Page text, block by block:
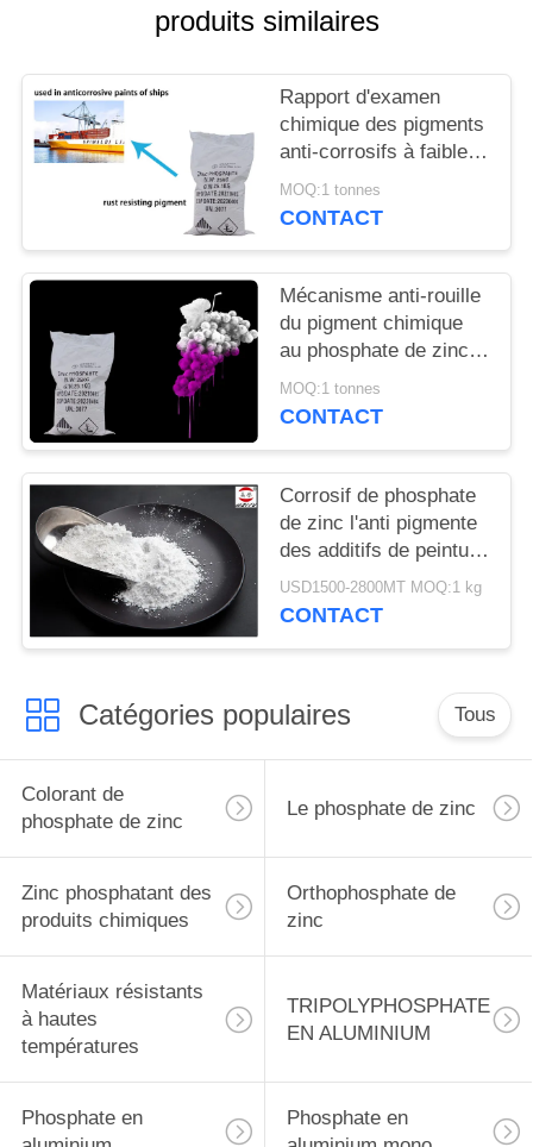
CONTACTER
DEMANDEZ
UN
DEVIS
PLAN
DU
SITE
PRIVACY
POLICY
produits similaires
Rapport d'examen
chimique des pigments
anti-corrosifs à faible
teneur en zinc
phosphate de métaux
MOQ:1 tonnes
CONTACT
Mécanisme anti-rouille
du pigment chimique
au phosphate de zinc
pour prévenir la
corrosion des métaux
MOQ:1 tonnes
CONTACT
Corrosif de phosphate
de zinc l'anti pigmente
des additifs de peinture
et des additifs de
revêtement
USD1500-2800MT MOQ:1 kg
CONTACT
Catégories populaires Tous
Colorant de
phosphate de zinc
Le phosphate de zinc
Zinc phosphatant des
produits chimiques
Orthophosphate de
zinc
Matériaux résistants
à hautes
températures
TRIPOLYPHOSPHATE
EN ALUMINIUM
Phosphate en
Phosphate en